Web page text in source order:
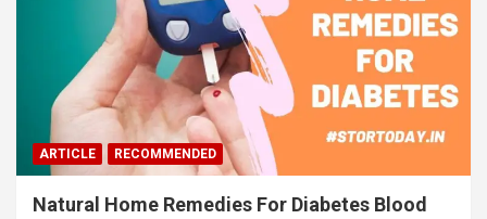
ARTICLE RECOMMENDED
Natural Home Remedies For Diabetes Blood